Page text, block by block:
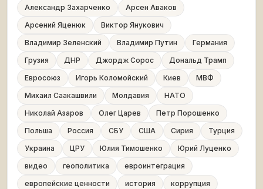
Александр Захарченко
Арсен Аваков
Арсений Яценюк
Виктор Янукович
Владимир Зеленский
Владимир Путин
Германия
Грузия
ДНР Джордж Сорос
Дональд Трамп
Евросоюз
Игорь Коломойский Киев
МВФ
Михаил Саакашвили
Молдавия
НАТО
Николай Азаров
Олег Царев
Петр Порошенко
Польша
Россия СБУ США Сирия
Турция
Украина
ЦРУ Юлия Тимошенко
Юрий Луценко
видео
геополитика
евроинтеграция
европейские ценности
история
коррупция